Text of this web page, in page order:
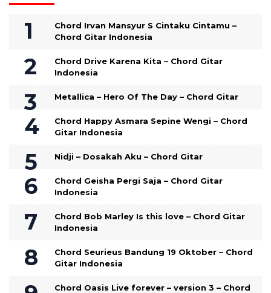
Chord Irvan Mansyur S Cintaku Cintamu –
Chord Gitar Indonesia
Chord Drive Karena Kita – Chord Gitar
Indonesia
Metallica – Hero Of The Day – Chord Gitar
Chord Happy Asmara Sepine Wengi – Chord
Gitar Indonesia
Nidji – Dosakah Aku – Chord Gitar
Chord Geisha Pergi Saja – Chord Gitar
Indonesia
Chord Bob Marley Is this love – Chord Gitar
Indonesia
Chord Seurieus Bandung 19 Oktober – Chord
Gitar Indonesia
Chord Oasis Live forever – version 3 – Chord